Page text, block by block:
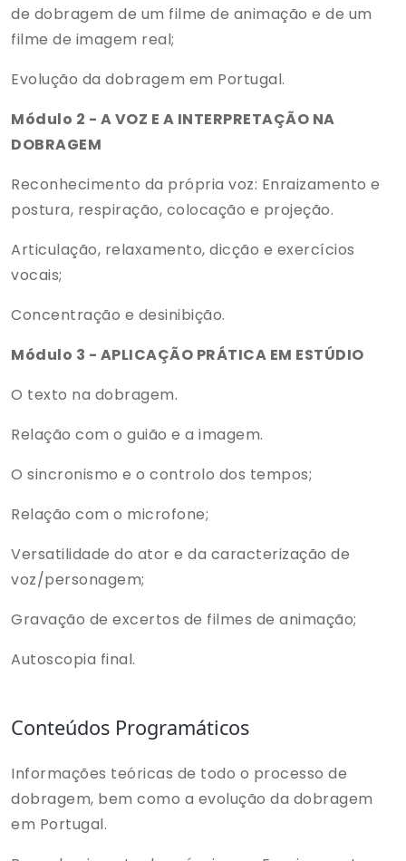
de dobragem de um filme de animação e de um
filme de imagem real;
Evolução da dobragem em Portugal.
Módulo 2 - A VOZ E A INTERPRETAÇÃO NA
DOBRAGEM
Reconhecimento da própria voz: Enraizamento e
postura, respiração, colocação e projeção.
Articulação, relaxamento, dicção e exercícios
vocais;
Concentração e desinibição.
Módulo 3 - APLICAÇÃO PRÁTICA EM ESTÚDIO
O texto na dobragem.
Relação com o guião e a imagem.
O sincronismo e o controlo dos tempos;
Relação com o microfone;
Versatilidade do ator e da caracterização de
voz/personagem;
Gravação de excertos de filmes de animação;
Autoscopia final.
Conteúdos Programáticos
Informações teóricas de todo o processo de
dobragem, bem como a evolução da dobragem
em Portugal.